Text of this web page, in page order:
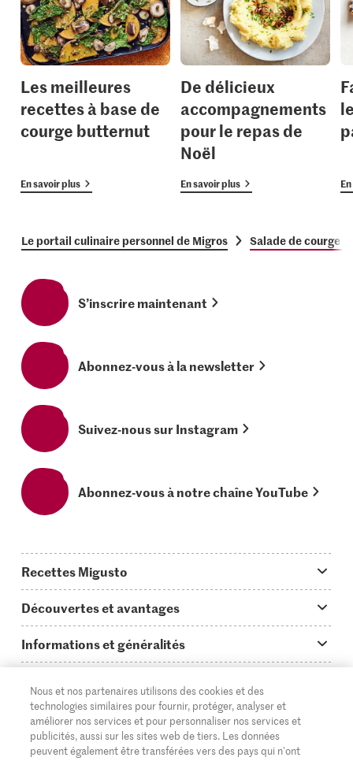
Les meilleures
recettes à base de
courge butternut
En savoir plus
De délicieux
accompagnements
pour le repas de
Noël
En savoir plus
Le portail culinaire personnel de Migros Salade de courge
S’inscrire maintenant
Abonnez-vous à la newsletter
Suivez-nous sur Instagram
Abonnez-vous à notre chaîne YouTube
Recettes Migusto
Idées de menus
Plats principaux
Simple & vite prêt
Apéritif
Découvertes et avantages
On en parle...
Tutoriels
Glossaire des ingrédients
Informations et généralités
Questions concernant Migusto
Cuisiner avec Migusto
Service clientèle & contact
Supermarché
Migros Online
DE FR IT
Nous et nos partenaires utilisons des cookies et des
technologies similaires pour fournir, protéger, analyser et
améliorer nos services et pour personnaliser nos services et
publicités, aussi sur les sites web de tiers. Les données
peuvent également être transférées vers des pays qui n'ont